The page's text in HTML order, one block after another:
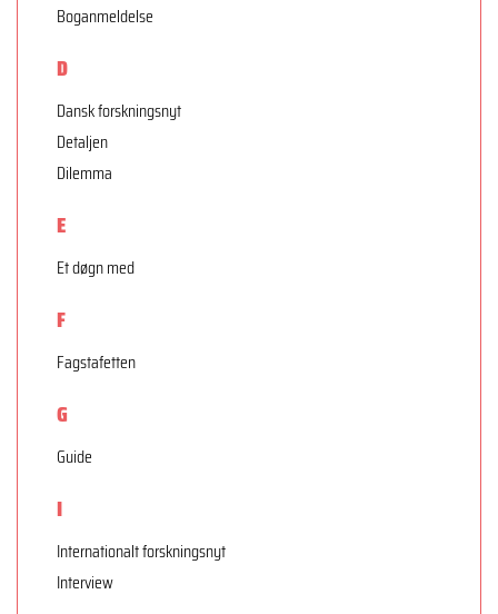
Boganmeldelse
D
Dansk forskningsnyt
Detaljen
Dilemma
E
Et døgn med
F
Fagstafetten
G
Guide
I
Internationalt forskningsnyt
Interview